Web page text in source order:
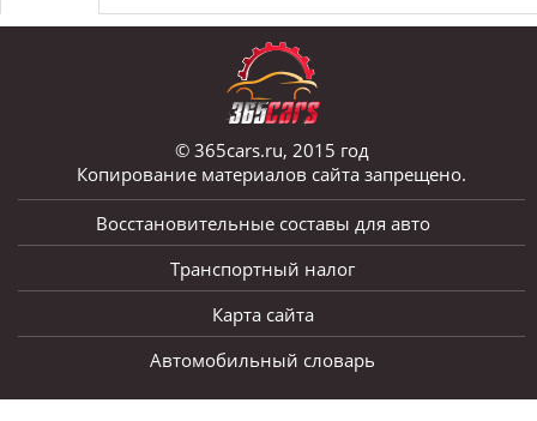
© 365cars.ru, 2015 год
Копирование материалов сайта запрещено.
Восстановительные составы для авто
Транспортный налог
Карта сайта
Автомобильный словарь